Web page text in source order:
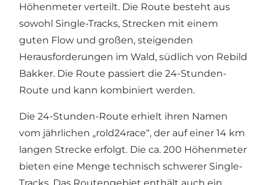
Höhenmeter verteilt. Die Route besteht aus
sowohl Single-Tracks, Strecken mit einem
guten Flow und großen, steigenden
Herausforderungen im Wald, südlich von Rebild
Bakker. Die Route passiert die 24-Stunden-
Route und kann kombiniert werden.
Die 24-Stunden-Route erhielt ihren Namen
vom jährlichen „rold24race“, der auf einer 14 km
langen Strecke erfolgt. Die ca. 200 Höhenmeter
bieten eine Menge technisch schwerer Single-
Tracks. Das Routengebiet enthält auch ein